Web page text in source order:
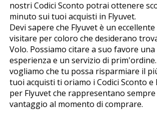
nostri Codici Sconto potrai ottenere
minuto sui tuoi acquisti in Flyuvet.
Devi sapere che Flyuvet è un
visitare per coloro che desiderano
Volo. Possiamo citare a suo favore
esperienza e un servizio di prim'ordine.
vogliamo che tu possa risparmiare il
tuoi acquisti ti offriamo i Codici Sconto
per Flyuvet che rappresentano
vantaggio al momento di comprare.